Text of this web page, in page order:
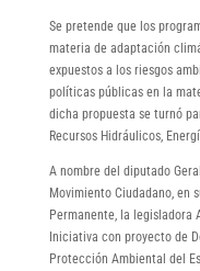
Se pretende que los
materia de adaptación
expuestos a los riesgos
políticas públicas en la
dicha propuesta se turnó
Recursos Hidráulicos,
A nombre del diputado
Movimiento Ciudadano, en
Permanente, la legisladora
Iniciativa con proyecto de
Protección Ambiental del